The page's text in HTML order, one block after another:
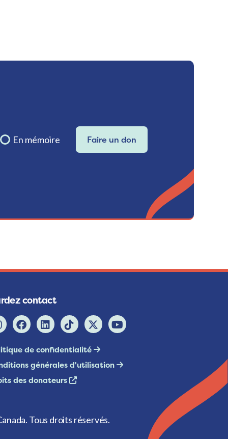
En mémoire Faire un don
contact
de confidentialité
générales d'utilisation
des donateurs
Tous droits réservés.